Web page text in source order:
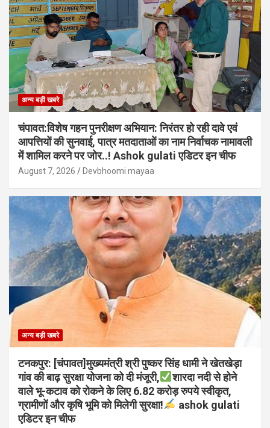
अन्य बड़ी खबरे
चंपावत:विशेष गहन पुनरीक्षण अभियान: निरंतर हो रही दावे एवं
आपत्तियों की सुनवाई, पात्र मतदाताओं का नाम निर्वाचक नामावली
में शामिल करने पर जोर..! Ashok gulati एडिटर इन चीफ
August 7, 2026 Devbhoomi mayaa
अन्य बड़ी खबरे
टनकपुर: [चंपावत]मुख्यमंत्री श्री पुष्कर सिंह धामी ने खेतखेड़ा
गांव की बाढ़ सुरक्षा योजना को दी मंजूरी,
शारदा नदी से होने
वाले भू-कटाव को रोकने के लिए 6.82 करोड़ रुपये स्वीकृत,
ग्रामीणों और कृषि भूमि को मिलेगी सुरक्षा!
ashok gulati
एडिटर इन चीफ